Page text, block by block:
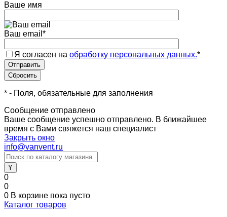
Ваше имя
Ваш email *
Я согласен на обработку персональных данных.*
* - Поля, обязательные для заполнения
Сообщение отправлено
Ваше сообщение успешно отправлено. В ближайшее
время с Вами свяжется наш специалист
Закрыть окно
info@vanvent.ru
0
0
0 В корзине пока пусто
Каталог товаров